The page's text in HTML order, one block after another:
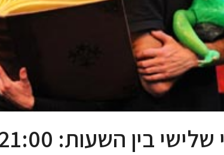
בין השעות: 19:00-21:00